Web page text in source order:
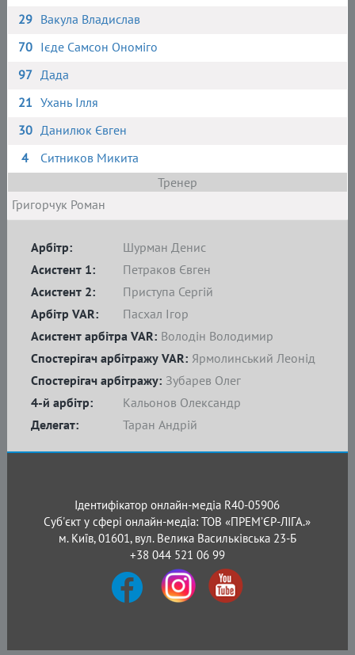
29 Вакула Владислав
70 Ієде Самсон Ономіго
97 Дада
21 Ухань Ілля
30 Данилюк Євген
4
Ситников Микита
Тренер
Григорчук Роман
Арбітр:
Шурман Денис
Асистент 1:
Петраков Євген
Асистент 2:
Приступа Сергій
4-й арбітр:
Кальонов Олександр
Делегат:
Таран Андрій
Спостерігач арбітражу: Зубарев Олег
Арбітр VAR:
Пасхал Ігор
Асистент арбітра VAR: Володін Володимир
Спостерігач арбітражу VAR: Ярмолинський Леонід
Ідентифікатор онлайн-медіа R40-05906
Суб'єкт у сфері онлайн-медіа: ТОВ «ПРЕМ’ЄР-ЛІГА.»
м. Київ, 01601, вул. Велика Васильківська 23-Б
+38 044 521 06 99